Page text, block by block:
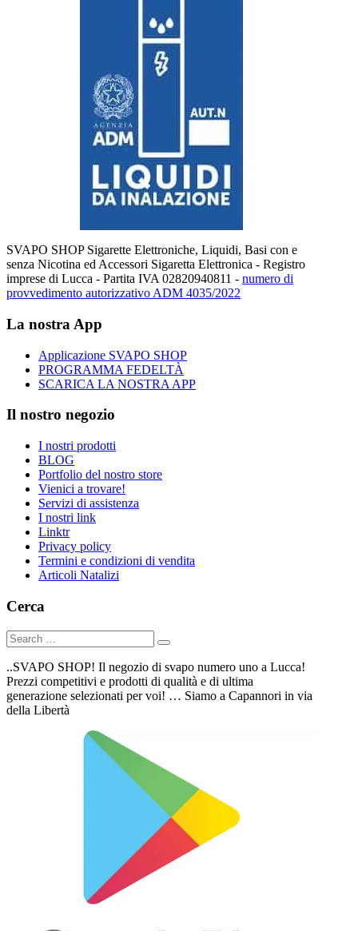
SVAPO SHOP Sigarette Elettroniche, Liquidi, Basi con e
senza Nicotina ed Accessori Sigaretta Elettronica - Registro
imprese di Lucca - Partita IVA 02820940811 - numero di
provvedimento autorizzativo ADM 4035/2022
La nostra App
Applicazione SVAPO SHOP
PROGRAMMA FEDELTÀ
SCARICA LA NOSTRA APP
Il nostro negozio
I nostri prodotti
BLOG
Portfolio del nostro store
Vienici a trovare!
Servizi di assistenza
I nostri link
Linktr
Privacy policy
Termini e condizioni di vendita
Articoli Natalizi
Cerca
..SVAPO SHOP! Il negozio di svapo numero uno a Lucca!
Prezzi competitivi e prodotti di qualità e di ultima
generazione selezionati per voi! … Siamo a Capannori in via
della Libertà